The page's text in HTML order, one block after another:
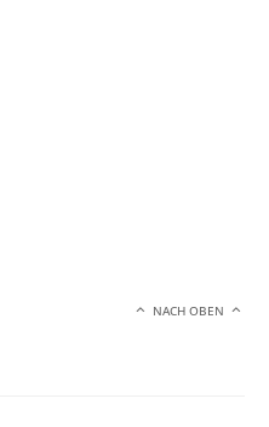
NACH OBEN